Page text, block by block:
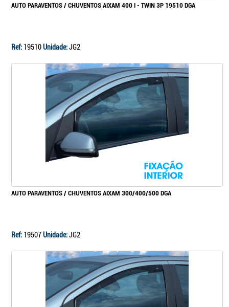
AUTO PARAVENTOS / CHUVENTOS AIXAM 400 I - TWIN 3P 19510 DGA
Ref: 19510Unidade:JG2
AUTO PARAVENTOS / CHUVENTOS AIXAM 300/400/500 DGA
Ref: 19507Unidade:JG2